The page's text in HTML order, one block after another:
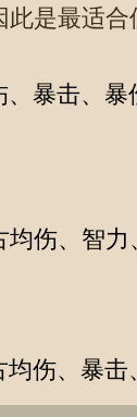
此是最适
、暴击、暴
伤、智力
均伤、暴击